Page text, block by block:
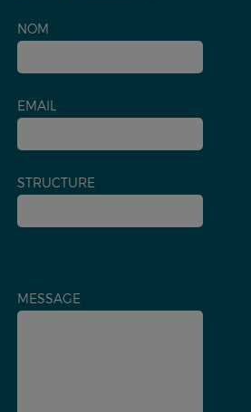
NOM
EMAIL
STRUCTURE
MESSAGE